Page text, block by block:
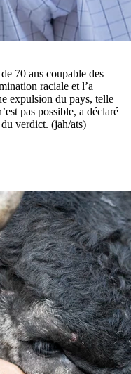
70 ans coupable des
raciale et l’a
expulsion du pays, telle
pas possible, a déclaré
verdict. (jah/ats)